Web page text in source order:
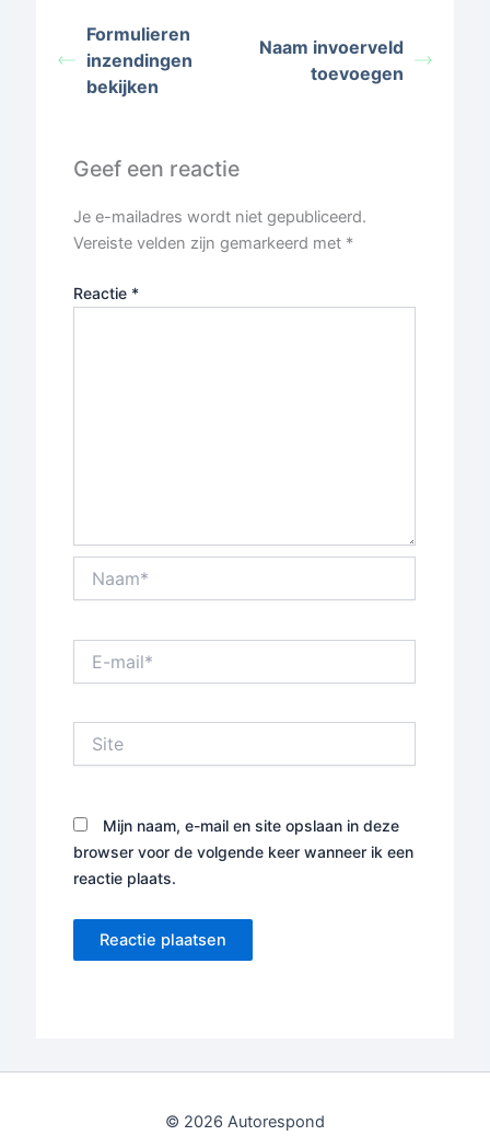
Formulieren
inzendingen
bekijken
Naam invoerveld
toevoegen
Geef een reactie
Je e-mailadres wordt niet gepubliceerd.
Vereiste velden zijn gemarkeerd met *
Reactie *
mail*
Mijn naam, e-mail en site opslaan in deze
browser voor de volgende keer wanneer ik een
reactie plaats.
© 2026 Autorespond